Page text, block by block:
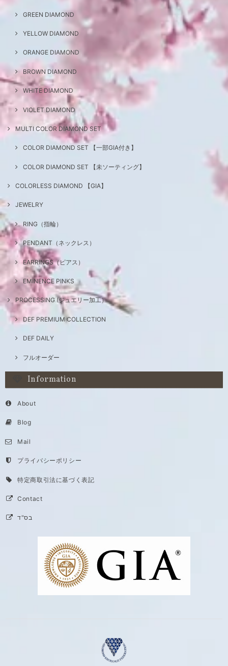
GREEN DIAMOND
YELLOW DIAMOND
ORANGE DIAMOND
BROWN DIAMOND
WHITE DIAMOND
VIOLET DIAMOND
MULTI COLOR DIAMOND SET
COLOR DIAMOND SET 【一部GIA付き】
COLOR DIAMOND SET 【未ソーティング】
COLORLESS DIAMOND 【GIA】
JEWELRY
RING（指輪）
PENDANT（ネックレス）
EARRINGS（ピアス）
EMINENCE PINKS
PROCESSING (ジュエリー加工）
DEF PREMIUM COLLECTION
DEF DAILY
フルオーダー
Information
About
Blog
Mail
プライバシーポリシー
特定商取引法に基づく表記
Contact
בס"ד